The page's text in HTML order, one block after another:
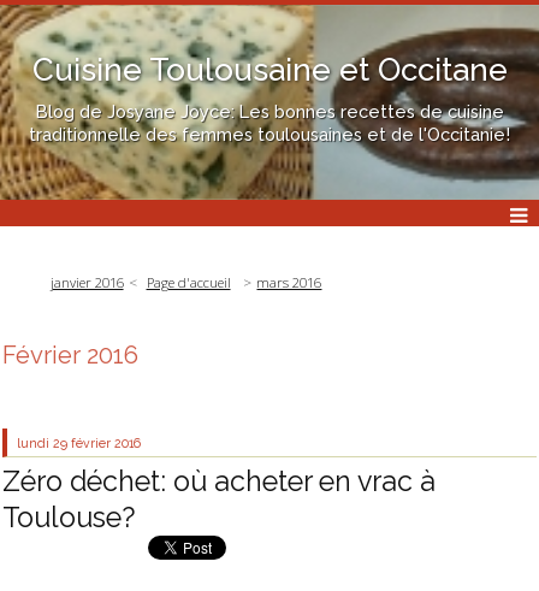
Cuisine Toulousaine et Occitane
Blog de Josyane Joyce: Les bonnes recettes de cuisine
traditionnelle des femmes toulousaines et de l'Occitanie!
janvier 2016 Page d'accueil mars 2016
Février 2016
lundi 29 février 2016
Zéro déchet: où acheter en vrac à
Toulouse?